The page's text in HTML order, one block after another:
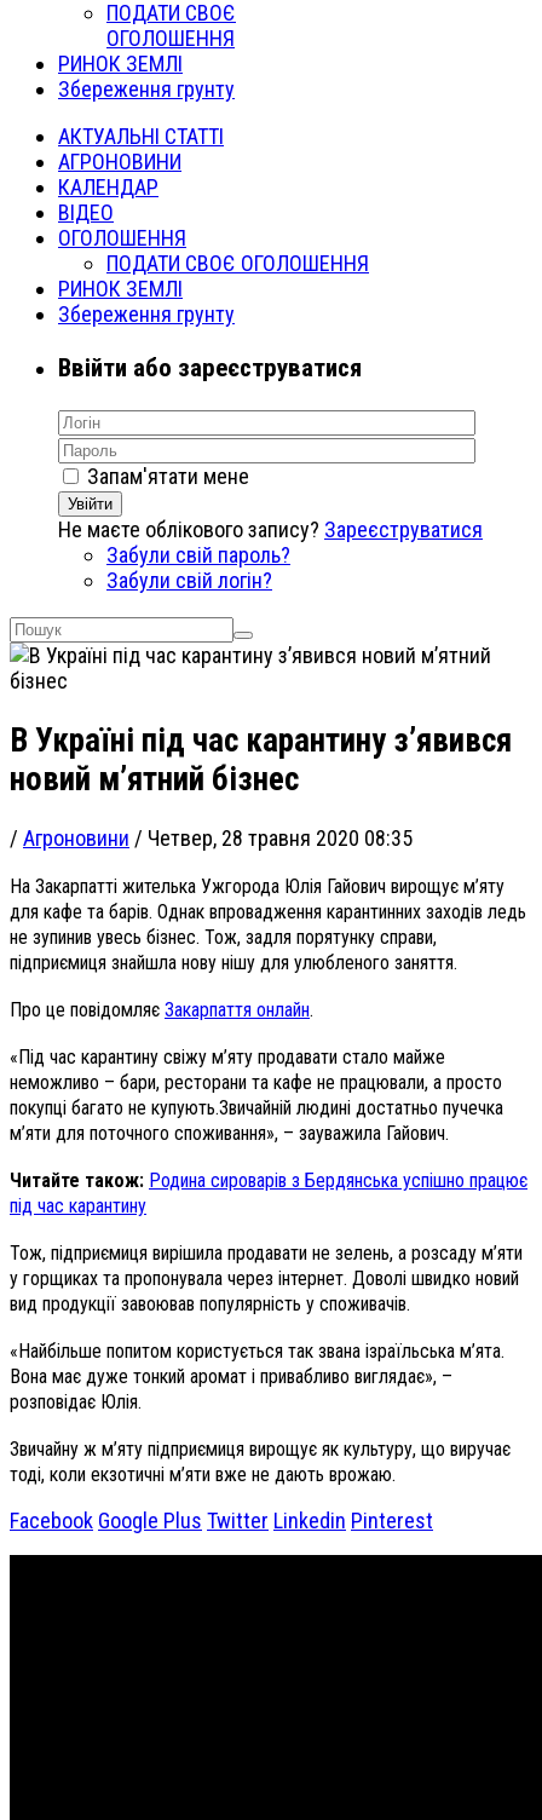
ПОДАТИ СВОЄ
ОГОЛОШЕННЯ
РИНОК ЗЕМЛІ
Збереження грунту
АКТУАЛЬНІ СТАТТІ
АГРОНОВИНИ
КАЛЕНДАР
ВІДЕО
ОГОЛОШЕННЯ
ПОДАТИ СВОЄ ОГОЛОШЕННЯ
РИНОК ЗЕМЛІ
Збереження грунту
Ввійти або зареєструватися
Запам'ятати мене
Увійти
Не маєте облікового запису? Зареєструватися
Забули свій пароль?
Забули свій логін?
В Україні під час карантину з’явився
новий м’ятний бізнес
/ Агроновини / Четвер, 28 травня 2020 08:35
На Закарпатті жителька Ужгорода Юлія Гайович вирощує м’яту
для кафе та барів. Однак впровадження карантинних заходів ледь
не зупинив увесь бізнес. Тож, задля порятунку справи,
підприємиця знайшла нову нішу для улюбленого заняття.
Про це повідомляє Закарпаття онлайн.
«Під час карантину свіжу м’яту продавати стало майже
неможливо – бари, ресторани та кафе не працювали, а просто
покупці багато не купують.Звичайній людині достатньо пучечка
м’яти для поточного споживання», – зауважила Гайович.
Читайте також: Родина сироварів з Бердянська успішно працює
під час карантину
Тож, підприємиця вирішила продавати не зелень, а розсаду м’яти
у горщиках та пропонувала через інтернет. Доволі швидко новий
вид продукції завоював популярність у споживачів.
«Найбільше попитом користується так звана ізраїльська м’ята.
Вона має дуже тонкий аромат і привабливо виглядає», –
розповідає Юлія.
Звичайну ж м’яту підприємиця вирощує як культуру, що виручає
тоді, коли екзотичні м’яти вже не дають врожаю.
Facebook Google Plus Twitter Linkedin Pinterest